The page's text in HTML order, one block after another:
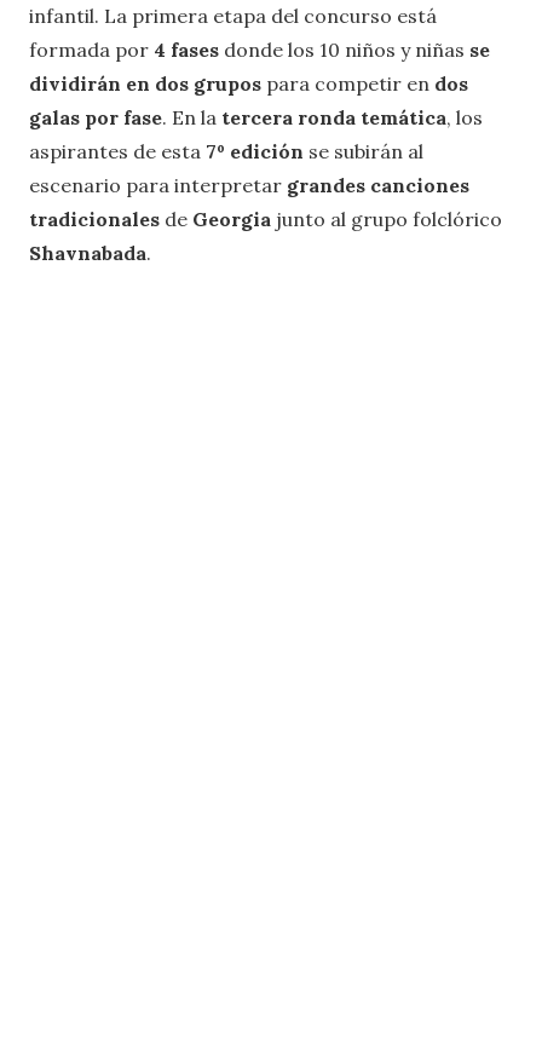
infantil. La primera etapa del concurso está
formada por 4 fases donde los 10 niños y niñas se
dividirán en dos grupos para competir en dos
galas por fase. En la tercera ronda temática, los
aspirantes de esta 7º edición se subirán al
escenario para interpretar grandes canciones
tradicionales de Georgia junto al grupo folclórico
Shavnabada.